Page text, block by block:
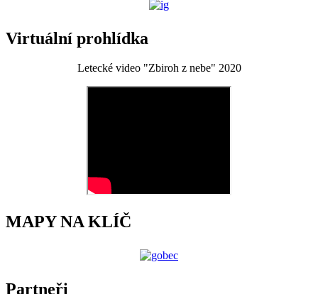
Virtuální prohlídka
Letecké video "Zbiroh z nebe" 2020
MAPY NA KLÍČ
Partneři